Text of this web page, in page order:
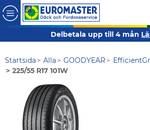
Delbetala upp till 4 mån
Startsida Alla GOODYEAR
225/55 R17 101W